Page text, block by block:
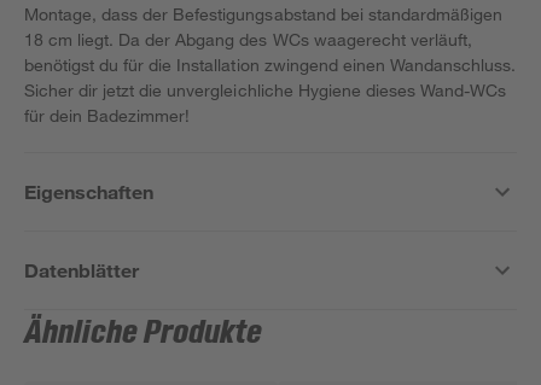
Montage, dass der Befestigungsabstand bei standardmäßigen
18 cm liegt. Da der Abgang des WCs waagerecht verläuft,
benötigst du für die Installation zwingend einen Wandanschluss.
Sicher dir jetzt die unvergleichliche Hygiene dieses Wand-WCs
für dein Badezimmer!
Eigenschaften
Datenblätter
Ähnliche Produkte